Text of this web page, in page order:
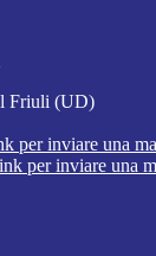
Friuli (UD)
per inviare una
per inviare una